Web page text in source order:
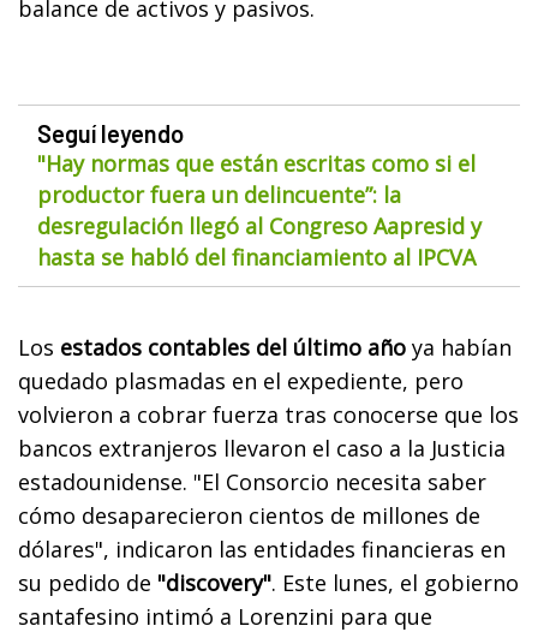
balance de activos y pasivos.
Seguí leyendo
"Hay normas que están escritas como si el
productor fuera un delincuente”: la
desregulación llegó al Congreso Aapresid y
hasta se habló del financiamiento al IPCVA
Los estados contables del último año ya habían
quedado plasmadas en el expediente, pero
volvieron a cobrar fuerza tras conocerse que los
bancos extranjeros llevaron el caso a la Justicia
estadounidense. "El Consorcio necesita saber
cómo desaparecieron cientos de millones de
dólares", indicaron las entidades financieras en
su pedido de "discovery". Este lunes, el gobierno
santafesino intimó a Lorenzini para que